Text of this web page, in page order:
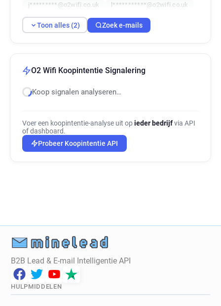
j*********@o2wifi.co.uk l***********@o2wifi.co.uk
Toon alles (2) Zoek e-mails
O2 Wifi Koopintentie Signalering
Koop signalen analyseren…
Voer een koopintentie-analyse uit op ieder bedrijfvia API
of dashboard.
Probeer Koopintentie API
B2B Lead & E-mail Intelligentie API
HULPMIDDELEN